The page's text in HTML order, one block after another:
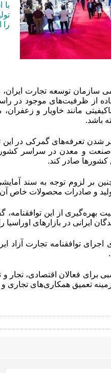
توسعه تجارت ایران،
از ظرفیت‌های موجود در
مانند خاویار و
باشد.
شدن تعرفه‌های گمرکی در این
و صنعت و معدن در سراسر
کشورها صادر کند.
بر لزوم توجه به سند
و صادرات محصولات خاص
بهره‌گیری از این
ایرانی در بازارهای اوراسیا
توافقنامه تجارت آزاد
برای فعالان اقتصادی، تجار
تعمیق همکاری‌های تجاری